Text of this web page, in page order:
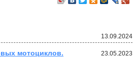
13.09.2024
23.05.2023
мотоциклов.